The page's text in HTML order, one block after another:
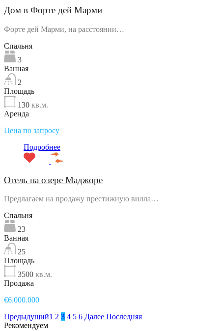
Дом в Форте дей Марми
Форте дей Марми, на расстоянии…
Спальня
3
Ванная
2
Площадь
130 кв.м.
Аренда
Цена по запросу
Подробнее
Отель на озере Маджоре
Предлагаем на продажу престижную вилла…
Спальня
23
Ванная
25
Площадь
3500 кв.м.
Продажа
€6.000.000
Предыдущий1 2 3 4 5 6 Далее Последняя
Рекомендуем